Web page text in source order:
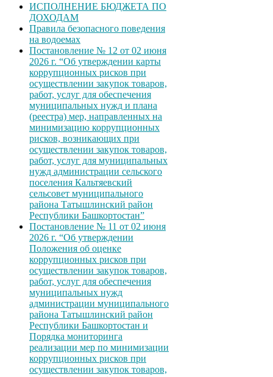
ИСПОЛНЕНИЕ БЮДЖЕТА ПО
ДОХОДАМ
Правила безопасного поведения
на водоемах
Постановление № 12 от 02 июня
2026 г. “Об утверждении карты
коррупционных рисков при
осуществлении закупок товаров,
работ, услуг для обеспечения
муниципальных нужд и плана
(реестра) мер, направленных на
минимизацию коррупционных
рисков, возникающих при
осуществлении закупок товаров,
работ, услуг для муниципальных
нужд администрации сельского
поселения Кальтяевский
сельсовет муниципального
района Татышлинский район
Республики Башкортостан”
Постановление № 11 от 02 июня
2026 г. “Об утверждении
Положения об оценке
коррупционных рисков при
осуществлении закупок товаров,
работ, услуг для обеспечения
муниципальных нужд
администрации муниципального
района Татышлинский район
Республики Башкортостан и
Порядка мониторинга
реализации мер по минимизации
коррупционных рисков при
осуществлении закупок товаров,